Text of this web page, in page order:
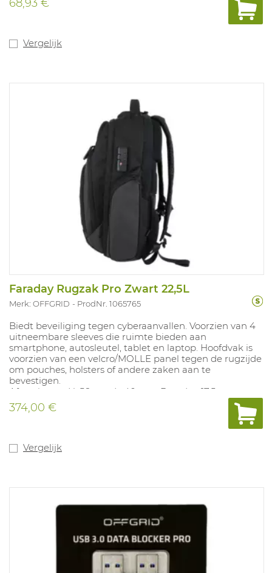
68,93 €
Vergelijk
Faraday Rugzak Pro Zwart 22,5L
Merk: OFFGRID ProdNr. 1065765
Biedt beveiliging tegen cyberaanvallen. Voorzien van 4
uitneembare sleeves die ruimte bieden aan
smartphone, autosleutel, tablet en laptop. Hoofdvak is
voorzien van een velcro/MOLLE panel tegen de rugzijde
om pouches, holsters of andere zaken aan te
bevestigen.
Afmetingen: H: 56cm x L: 40cm x Breedte: 17,5 cm.
Gewicht: 2,46 kg Voldoet aan MIL-STD-188-125-2.
374,00 €
Vergelijk